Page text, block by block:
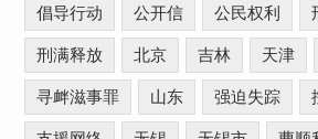
倡导行动 公开信 公民权利
刑满释放 北京 吉林 天津
寻衅滋事罪 山东 强迫失踪